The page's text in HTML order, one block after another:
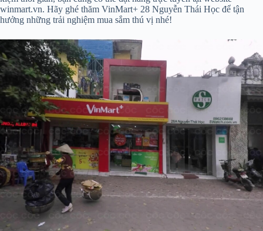
winmart.vn. Hãy ghé thăm VinMart+ 28 Nguyễn Thái Học để tận
hưởng những trải nghiệm mua sắm thú vị nhé!